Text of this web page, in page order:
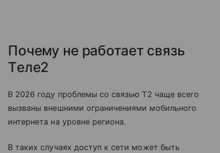
Почему не работает связь
Tеле2
В 2026 году проблемы со связью T2 чаще всего
вызваны внешними ограничениями мобильного
интернета на уровне региона.
В таких случаях доступ к сети может быть